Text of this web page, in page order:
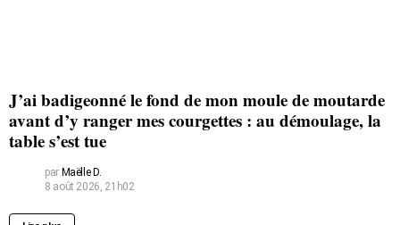
J’ai badigeonné le fond de mon moule de moutarde
avant d’y ranger mes courgettes : au démoulage, la
table s’est tue
par Maëlle D.
8 août 2026, 21h02